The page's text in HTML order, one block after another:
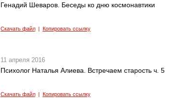
Генадий Шеваров. Беседы ко дню космонавтики
Скачать файл| Копировать ссылку
11 апреля 2016
Психолог Наталья Алиева. Встречаем старость ч. 5
Скачать файл| Копировать ссылку